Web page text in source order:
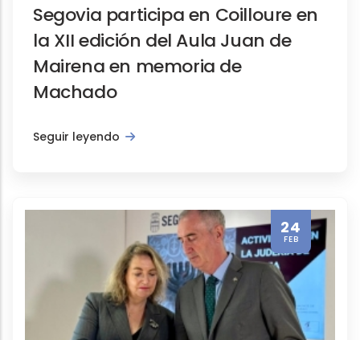
Segovia participa en Coilloure en
la XII edición del Aula Juan de
Mairena en memoria de
Machado
Seguir leyendo
24
FEB